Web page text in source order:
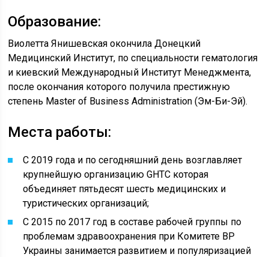
Образование:
Виолетта Янишевская окончила Донецкий
Медицинский Институт, по специальности гематология
и киевский Международный Институт Менеджмента,
после окончания которого получила престижную
степень Master of Business Administration (Эм-Би-Эй).
Места работы:
С 2019 года и по сегодняшний день возглавляет
крупнейшую организацию GHTC которая
объединяет пятьдесят шесть медицинских и
туристических организаций;
С 2015 по 2017 год в составе рабочей группы по
проблемам здравоохранения при Комитете ВР
Украины занимается развитием и популяризацией